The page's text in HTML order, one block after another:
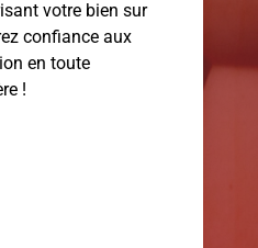
votre bien sur
confiance aux
en toute
!